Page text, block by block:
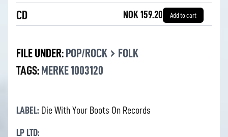
CD NOK 159.20 Add to cart
FILE UNDER: POP/ROCK › FOLK
TAGS: MERKE 1003120
LABEL: Die With Your Boots On Records
LP LTD: